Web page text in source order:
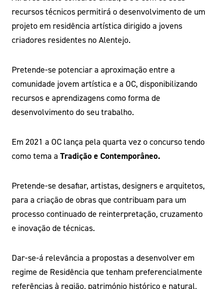
recursos técnicos permitirá o desenvolvimento de um
projeto em residência artística dirigido a jovens
criadores residentes no Alentejo.
Pretende-se potenciar a aproximação entre a
comunidade jovem artística e a OC, disponibilizando
recursos e aprendizagens como forma de
desenvolvimento do seu trabalho.
Em 2021 a OC lança pela quarta vez o concurso tendo
como tema a Tradição e Contemporâneo.
Pretende-se desafiar, artistas, designers e arquitetos,
para a criação de obras que contribuam para um
processo continuado de reinterpretação, cruzamento
e inovação de técnicas.
Dar-se-á relevância a propostas a desenvolver em
regime de Residência que tenham preferencialmente
referências à região, património histórico e natural,